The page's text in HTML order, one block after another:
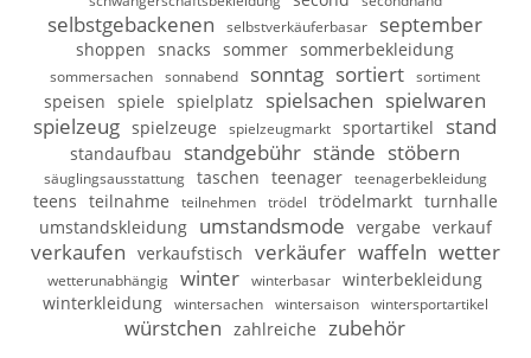
selbstgebackenen selbstverkäuferbasar september
shoppen snacks sommer sommerbekleidung
sommersachen sonnabend sonntag sortiert sortiment
speisen spiele spielplatz spielsachen spielwaren
spielzeug spielzeuge spielzeugmarkt sportartikel stand
standaufbau standgebühr stände stöbern
säuglingsausstattung taschen teenager teenagerbekleidung
teens teilnahme teilnehmen trödel trödelmarkt turnhalle
umstandskleidung umstandsmode vergabe verkauf
verkaufen verkaufstisch verkäufer waffeln wetter
wetterunabhängig winter winterbasar
winterbekleidung
winterkleidung
wintersachen wintersaison wintersportartikel
würstchen zahlreiche zubehör